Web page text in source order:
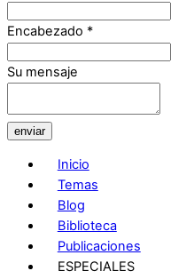
Encabezado *
Su mensaje
enviar
Inicio
Temas
Blog
Biblioteca
Publicaciones
ESPECIALES